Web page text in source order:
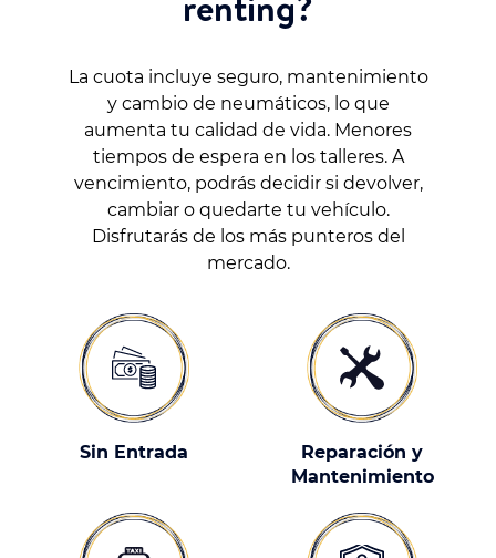
La cuota incluye seguro, mantenimiento
y cambio de neumáticos, lo que
aumenta tu calidad de vida. Menores
tiempos de espera en los talleres. A
vencimiento, podrás decidir si devolver,
cambiar o quedarte tu vehículo.
Disfrutarás de los más punteros del
mercado.
Sin Entrada
Reparación y
Mantenimiento